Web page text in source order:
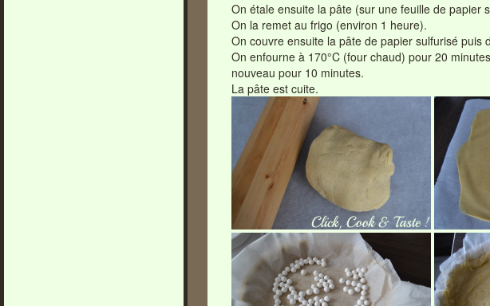
On étale ensuite la pâte (sur une feuille de papier
On la remet au frigo (environ 1 heure).
On couvre ensuite la pâte de papier sulfurisé puis
On enfourne à 170°C (four chaud) pour 20
nouveau pour 10 minutes.
La pâte est cuite.